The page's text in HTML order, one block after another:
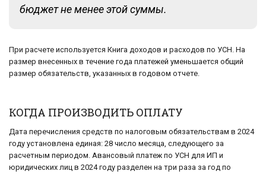
бюджет не менее этой суммы.
При расчете используется Книга доходов и расходов по УСН. На
размер внесенных в течение года платежей уменьшается общий
размер обязательств, указанных в годовом отчете.
КОГДА ПРОИЗВОДИТЬ ОПЛАТУ
Дата перечисления средств по налоговым обязательствам в 2024
году установлена единая: 28 число месяца, следующего за
расчетным периодом. Авансовый платеж по УСН для ИП и
юридических лиц в 2024 году разделен на три раза за год по